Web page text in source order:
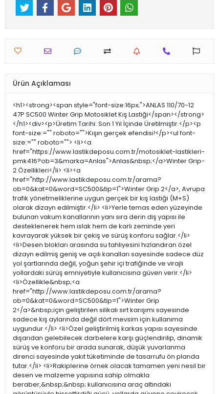
Ürün Açıklaması
<h1><strong><span style="font-size:16px;">ANLAS 110/70-12
47P SC500 Winter Grip Motosiklet Kış Lastiği</span></strong>
</h1><div><p>Üretim Tarihi: Son 1 Yıl İçinde Üretilmiştir.</p><p
font-size:="" roboto="">Kışın gerçek efendisi!</p><ul font-
size:="" roboto=""> <li><a
href="https://www.lastikdeposu.com.tr/motosiklet-lastikleri-
pmk416?ob=3&marka=Anlas">Anlas&nbsp;</a>Winter Grip-
2 Özellikleri</li> <li><a
href="http://www.lastikdeposu.com.tr/arama?
ob=0&kat=0&word=SC500&tip=1">Winter Grip 2</a>, Avrupa
trafik yönetmeliklerine uygun gerçek bir kış lastiği (M+S)
olarak dizayn edilmiştir.</li> <li>Yerle temas eden yüzeyinde
bulunan vakum kanallarının yanı sıra derin diş yapısı ile
desteklenerek hem ıslak hem de karlı zeminde yeri
kavrayarak yüksek bir çekiş ve sürüş konforu sağlar.</li>
<li>Desen blokları arasında su tahliyesini hızlandıran özel
dizayn edilmiş geniş ve açılı kanalları sayesinde sadece düz
yol şartlarında değil, yoğun şehir içi trafiğinde ve virajlı
yollardaki sürüş emniyetiyle kullanıcısına güven verir.</li>
<li>Özellikle&nbsp;<a
href="http://www.lastikdeposu.com.tr/arama?
ob=0&kat=0&word=SC500&tip=1">Winter Grip
2</a>&nbsp;için geliştirilen silikalı sırt karışımı sayesinde
sadece kış aylarında değil dört mevsim için kullanıma
uygundur.</li> <li>Özel geliştirilmiş karkas yapısı sayesinde
dışarıdan gelebilecek darbelere karşı güçlendirilip, dinamik
sürüş ve konforu bir arada sunarak, düşük yuvarlanma
direnci sayesinde yakıt tüketiminde de tasarrufu ön planda
tutar.</li> <li>Rakiplerine örnek olacak tamamen yeni nesil bir
desen ve malzeme yapısına sahip olmakla
beraber,&nbsp;&nbsp; kullanıcısına araç altındaki